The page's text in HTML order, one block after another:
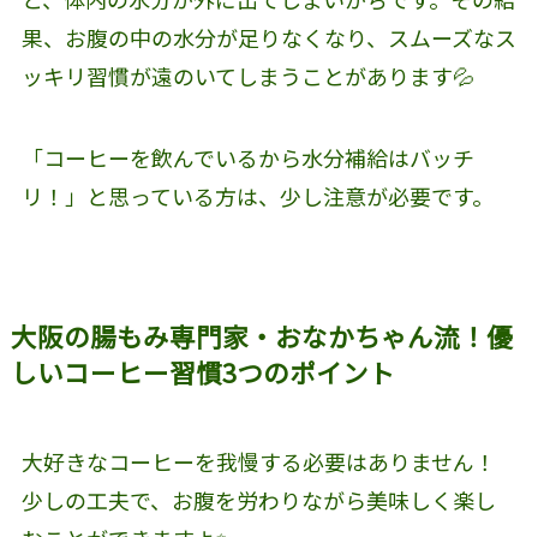
果、お腹の中の水分が足りなくなり、スムーズなス
ッキリ習慣が遠のいてしまうことがあります💦
「コーヒーを飲んでいるから水分補給はバッチ
リ！」と思っている方は、少し注意が必要です。
大阪の腸もみ専門家・おなかちゃん流！優
しいコーヒー習慣3つのポイント
大好きなコーヒーを我慢する必要はありません！
少しの工夫で、お腹を労わりながら美味しく楽し